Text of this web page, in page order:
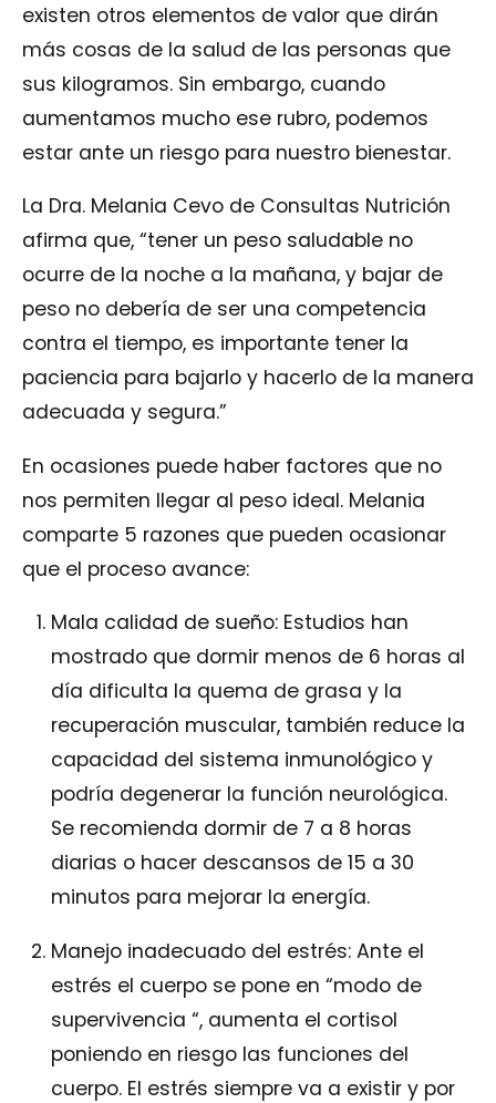
existen otros elementos de valor que dirán
más cosas de la salud de las personas que
sus kilogramos. Sin embargo, cuando
aumentamos mucho ese rubro, podemos
estar ante un riesgo para nuestro bienestar.
La Dra. Melania Cevo de Consultas Nutrición
afirma que, “tener un peso saludable no
ocurre de la noche a la mañana, y bajar de
peso no debería de ser una competencia
contra el tiempo, es importante tener la
paciencia para bajarlo y hacerlo de la manera
adecuada y segura.”
En ocasiones puede haber factores que no
nos permiten llegar al peso ideal. Melania
comparte 5 razones que pueden ocasionar
que el proceso avance:
Mala calidad de sueño: Estudios han
mostrado que dormir menos de 6 horas al
día dificulta la quema de grasa y la
recuperación muscular, también reduce la
capacidad del sistema inmunológico y
podría degenerar la función neurológica.
Se recomienda dormir de 7 a 8 horas
diarias o hacer descansos de 15 a 30
minutos para mejorar la energía.
Manejo inadecuado del estrés: Ante el
estrés el cuerpo se pone en “modo de
supervivencia “, aumenta el cortisol
poniendo en riesgo las funciones del
cuerpo. El estrés siempre va a existir y por